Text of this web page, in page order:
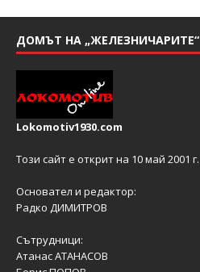
ДОМЪТ НА „ЖЕЛЕЗНИЧАРИТЕ“
Lokomotiv1930.com
Този сайт е открит на 10 май 2001 г.
Основател и редактор:
Радко ДИМИТРОВ
Сътрудници:
Атанас АТАНАСОВ